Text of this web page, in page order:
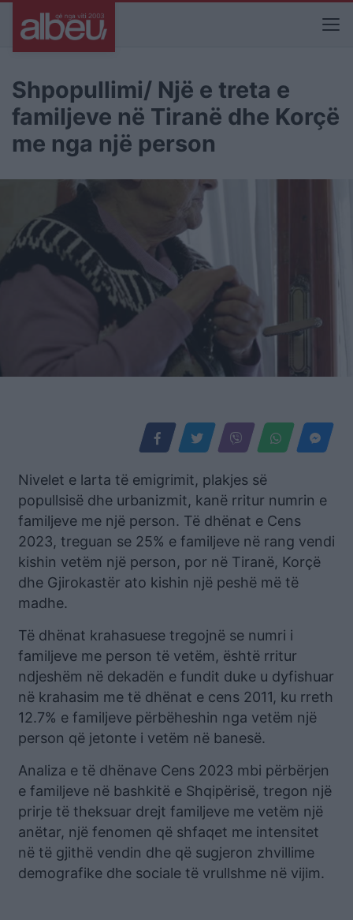
Shpopullimi/ Një e treta e
familjeve në Tiranë dhe Korçë
me nga një person
Nivelet e larta të emigrimit, plakjes së
popullsisë dhe urbanizmit, kanë rritur numrin e
familjeve me një person. Të dhënat e Cens
2023, treguan se 25% e familjeve në rang vendi
kishin vetëm një person, por në Tiranë, Korçë
dhe Gjirokastër ato kishin një peshë më të
madhe.
Të dhënat krahasuese tregojnë se numri i
familjeve me person të vetëm, është rritur
ndjeshëm në dekadën e fundit duke u dyfishuar
në krahasim me të dhënat e cens 2011, ku rreth
12.7% e familjeve përbëheshin nga vetëm një
person që jetonte i vetëm në banesë.
Analiza e të dhënave Cens 2023 mbi përbërjen
e familjeve në bashkitë e Shqipërisë, tregon një
prirje të theksuar drejt familjeve me vetëm një
anëtar, një fenomen që shfaqet me intensitet
në të gjithë vendin dhe që sugjeron zhvillime
demografike dhe sociale të vrullshme në vijim.